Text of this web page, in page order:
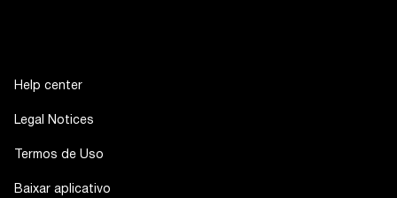
Help center
Legal Notices
Termos de Uso
Baixar aplicativo